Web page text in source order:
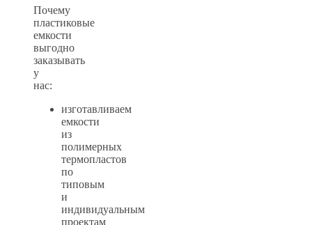
Почему
пластиковые
емкости
выгодно
заказывать
у
нас:
изготавливаем
емкости
из
полимерных
термопластов
по
типовым
и
индивидуальным
проектам